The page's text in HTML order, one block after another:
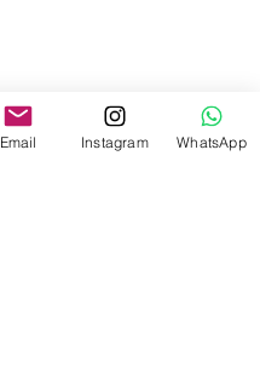
Email Instagram WhatsApp